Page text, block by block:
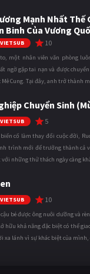
Mạnh Nhất Thế
Binh Của Vương
10
một nhân viên văn phòng
ngờ gặp tai nạn và được
Mê Cung. Tại đây, anh trở thành
Chuyển Sinh
5
cố làm thay đổi cuộc đời,
trình mới để trưởng thành cả
những thử thách ngày càng
10
bé được ông nuôi dưỡng và
hữu khả năng đặc biệt có thể
xa lánh vì sự khác biệt của mình,